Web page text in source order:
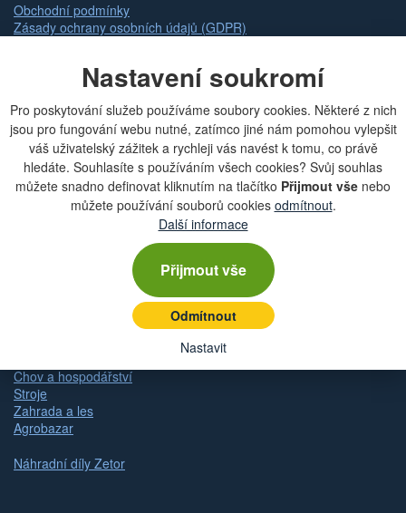
Nastavení soukromí
Pro poskytování služeb používáme soubory cookies. Některé z nich
jsou pro fungování webu nutné, zatímco jiné nám pomohou vylepšit
váš uživatelský zážitek a rychleji vás navést k tomu, co právě
hledáte. Souhlasíte s používáním všech cookies? Svůj souhlas
můžete snadno definovat kliknutím na tlačítko Přijmout vše nebo
můžete používání souborů cookies odmítnout.
Další informace
Přijmout vše
Odmítnout
Nastavit
Obchodní podmínky
Zásady ochrany osobních údajů (GDPR)
Dodání zboží
Odstoupení od kupní smlouvy
Reklamace zboží
Dárkové poukazy
Slovník pojmů
Mapa stránek
Kontakty a pobočky
Seriál Agrozet od A do Zet
Chov a hospodářství
Stroje
Zahrada a les
Agrobazar
Náhradní díly Zetor